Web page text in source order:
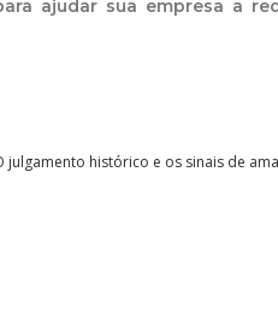
ajudar sua empresa a
julgamento histórico e os sinais de